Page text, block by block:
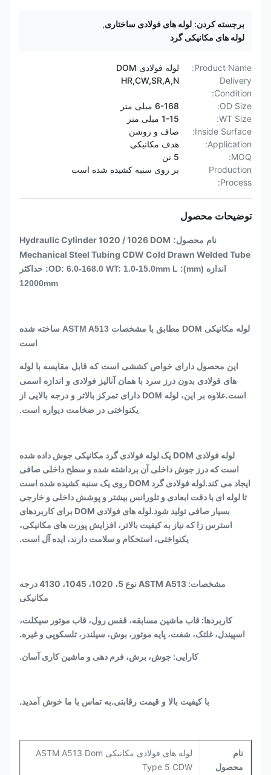
برجسته کردن: لوله های فولادی ساختاری,
لوله های مکانیکی گرد
Product Name:
لوله فولادی DOM
Delivery
Condition:
HR,CW,SR,A,N
OD Size:
6-168 میلی متر
WT Size:
1-15 میلی متر
Inside Surface:
صاف و روشن
Application:
هدف مکانیکی
MOQ:
5 تن
Production
Process:
بر روی سنبه کشیده شده است
توضیحات محصول
نام محصول: Hydraulic Cylinder 1020 / 1026 DOM
Mechanical Steel Tubing CDW Cold Drawn Welded Tube
اندازه (mm): OD: 6.0-168.0 WT: 1.0-15.0mm L: حداکثر
12000mm
لوله مکانیکی DOM مطابق با مشخصات ASTM A513 ساخته شده
است
این محصول دارای خواص کششی است که قابل مقایسه با لوله
های فولادی بدون درز سرد با همان آنالیز فولادی و اندازه اسمی
است.علاوه بر این، لوله DOM دارای تمرکز بالاتر و درجه بالایی از
یکنواختی در ضخامت دیواره است.
لوله فولادی DOM یک لوله فولادی گرد مکانیکی جوش داده شده
است که درز جوش داخلی آن برداشته شده و سطح داخلی صافی
ایجاد می کند.لوله فولادی گرد DOM روی یک سنبه کشیده شده است
تا لوله ای با دقت ابعادی و تلورانس بیشتر و پوشش داخلی و خارجی
بسیار صافی تولید شود.لوله های فولادی DOM برای کاربردهای
استرس زا که نیاز به کیفیت بالاتر، افزایش پورت های مکانیکی،
یکنواختی، استحکام و سلامت دارند، ایده آل است.
مشخصات: ASTM A513 نوع 5، 1020، 1045، 4130 درجه
مکانیکی
کاربردها: قاب ماشین مسابقه، قفس رول، قاب موتور سیکلت،
اسپیندل، غلتک، شفت، پایه موتور، بوش، سیلندر، تلسکوپی و غیره.
کارایی: جوش، برش، فرم دهی و ماشین کاری آسان.
با کیفیت بالا و قیمت رقابتی.به تماس با ما خوش آمدید.
نام
محصول
لوله های فولادی مکانیکی ASTM A513 Dom
Type 5 CDW